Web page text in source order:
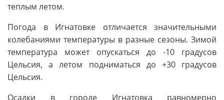
теплым летом.
Погода в Игнатовке отличается значительными
колебаниями температуры в разные сезоны. Зимой
температура может опускаться до -10 градусов
Цельсия, а летом подниматься до +30 градусов
Цельсия.
Осадки в городе Игнатовка равномерно